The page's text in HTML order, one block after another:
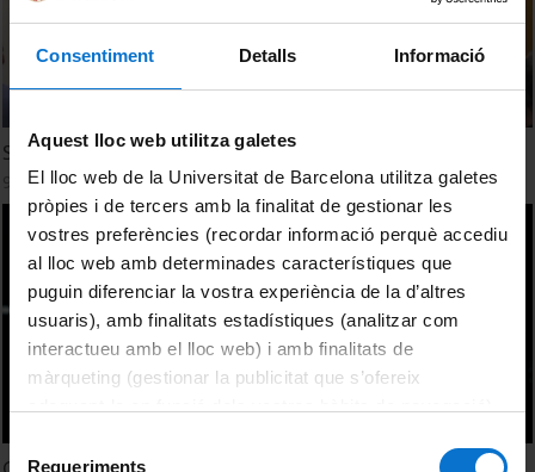
Consentiment Detalls Informació
Aquest lloc web utilitza galetes
El lloc web de la Universitat de Barcelona utilitza galetes
pròpies i de tercers amb la finalitat de gestionar les
vostres preferències (recordar informació perquè accediu
al lloc web amb determinades característiques que
puguin diferenciar la vostra experiència de la d’altres
usuaris), amb finalitats estadístiques (analitzar com
interactueu amb el lloc web) i amb finalitats de
màrqueting (gestionar la publicitat que s’ofereix
consultar laPolítica de galetes del lloc web de la
Selecció
Requeriments
Sustainable Innovations
9 February, 2024